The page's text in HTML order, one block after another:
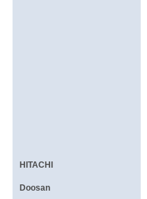
HITACHI
Doosan